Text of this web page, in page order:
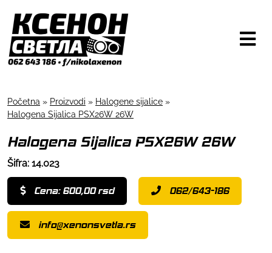
Početna » Proizvodi » Halogene sijalice »
Halogena Sijalica PSX26W 26W
Halogena Sijalica PSX26W 26W
Šifra: 14.023
Cena: 600,00 rsd 062/643-186
info@xenonsvetla.rs